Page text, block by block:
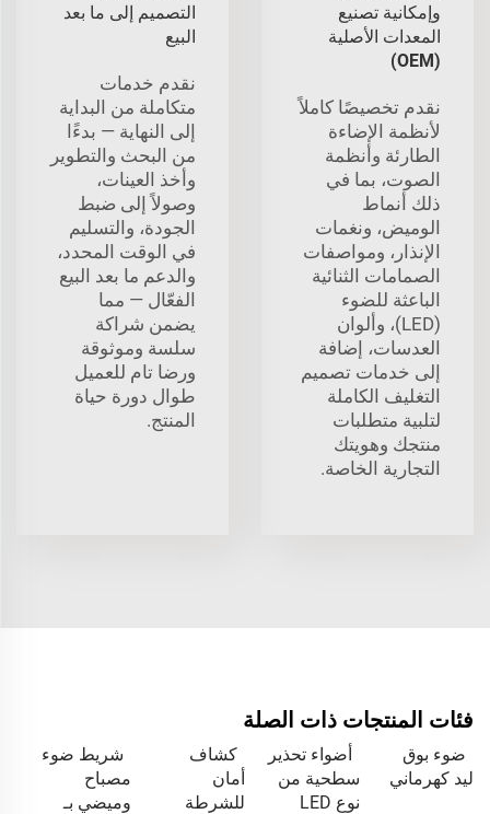
وإمكانية تصنيع
المعدات الأصلية
(OEM)
نقدم تخصيصًا كاملاً
لأنظمة الإضاءة
الطارئة وأنظمة
الصوت، بما في
ذلك أنماط
الوميض، ونغمات
الإنذار، ومواصفات
الصمامات الثنائية
الباعثة للضوء
(LED)، وألوان
العدسات، إضافة
إلى خدمات تصميم
التغليف الكاملة
لتلبية متطلبات
منتجك وهويتك
التجارية الخاصة.
التصميم إلى ما بعد
البيع
نقدم خدمات
متكاملة من البداية
إلى النهاية — بدءًا
من البحث والتطوير
وأخذ العينات،
وصولاً إلى ضبط
الجودة، والتسليم
في الوقت المحدد،
والدعم ما بعد البيع
الفعّال — مما
يضمن شراكة
سلسة وموثوقة
ورضا تام للعميل
طوال دورة حياة
المنتج.
فئات المنتجات ذات الصلة
ضوء بوق
ليد كهرماني
أضواء تحذير
سطحية من
نوع LED
كشاف
أمان
للشرطة
شريط ضوء
مصباح
وميضي بـ